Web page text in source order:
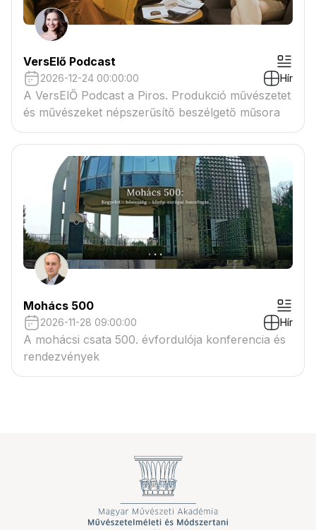
VersElő Podcast
2026-12-24 00:00:00 Hír
A VersElŐ Podcast a Piros. Produkció művészetet
és művészeket népszerűsítő beszélgető műsora
Mohács 500
2026-11-28 09:00:00 Hír
A mohácsi csata 500. évfordulója konferencia és
rendezvények